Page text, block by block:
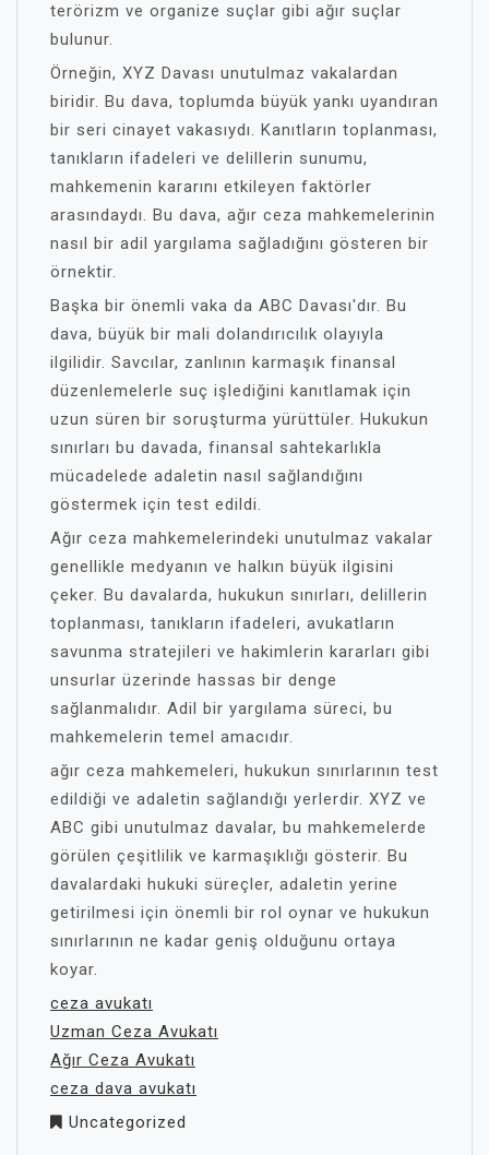
terörizm ve organize suçlar gibi ağır suçlar
bulunur.
Örneğin, XYZ Davası unutulmaz vakalardan
biridir. Bu dava, toplumda büyük yankı uyandıran
bir seri cinayet vakasıydı. Kanıtların toplanması,
tanıkların ifadeleri ve delillerin sunumu,
mahkemenin kararını etkileyen faktörler
arasındaydı. Bu dava, ağır ceza mahkemelerinin
nasıl bir adil yargılama sağladığını gösteren bir
örnektir.
Başka bir önemli vaka da ABC Davası'dır. Bu
dava, büyük bir mali dolandırıcılık olayıyla
ilgilidir. Savcılar, zanlının karmaşık finansal
düzenlemelerle suç işlediğini kanıtlamak için
uzun süren bir soruşturma yürüttüler. Hukukun
sınırları bu davada, finansal sahtekarlıkla
mücadelede adaletin nasıl sağlandığını
göstermek için test edildi.
Ağır ceza mahkemelerindeki unutulmaz vakalar
genellikle medyanın ve halkın büyük ilgisini
çeker. Bu davalarda, hukukun sınırları, delillerin
toplanması, tanıkların ifadeleri, avukatların
savunma stratejileri ve hakimlerin kararları gibi
unsurlar üzerinde hassas bir denge
sağlanmalıdır. Adil bir yargılama süreci, bu
mahkemelerin temel amacıdır.
ağır ceza mahkemeleri, hukukun sınırlarının test
edildiği ve adaletin sağlandığı yerlerdir. XYZ ve
ABC gibi unutulmaz davalar, bu mahkemelerde
görülen çeşitlilik ve karmaşıklığı gösterir. Bu
davalardaki hukuki süreçler, adaletin yerine
getirilmesi için önemli bir rol oynar ve hukukun
sınırlarının ne kadar geniş olduğunu ortaya
koyar.
ceza avukatı
Uzman Ceza Avukatı
Ağır Ceza Avukatı
ceza dava avukatı
Uncategorized